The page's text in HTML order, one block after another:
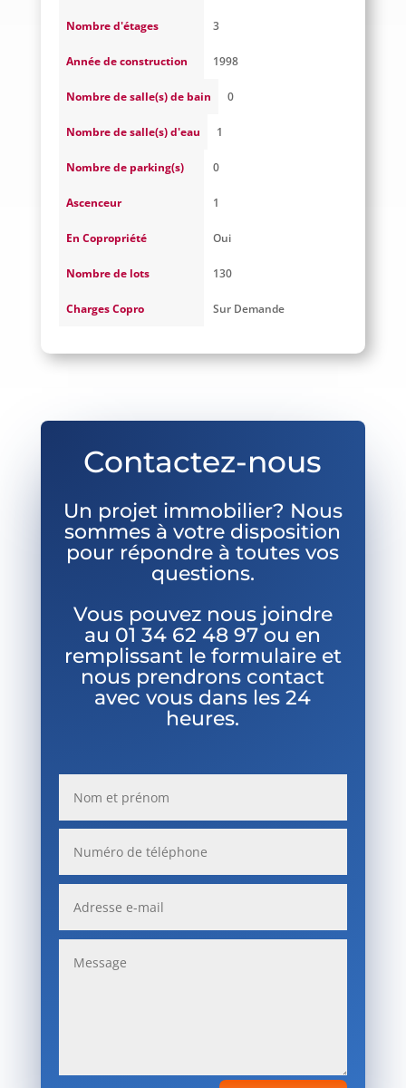
Nombre d'étages 3
Année de construction 1998
Nombre de salle(s) de bain 0
Nombre de salle(s) d'eau 1
Nombre de parking(s) 0
Ascenceur 1
En Copropriété Oui
Nombre de lots 130
Charges Copro Sur Demande
Contactez-nous
Un projet immobilier? Nous
sommes à votre disposition
pour répondre à toutes vos
questions.
Vous pouvez nous joindre
au 01 34 62 48 97 ou en
remplissant le formulaire et
nous prendrons contact
avec vous dans les 24
heures.